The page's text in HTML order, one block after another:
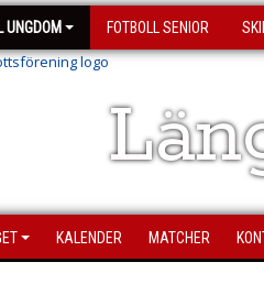
UNGDOM FOTBOLL SENIOR
KALENDER MATCHER